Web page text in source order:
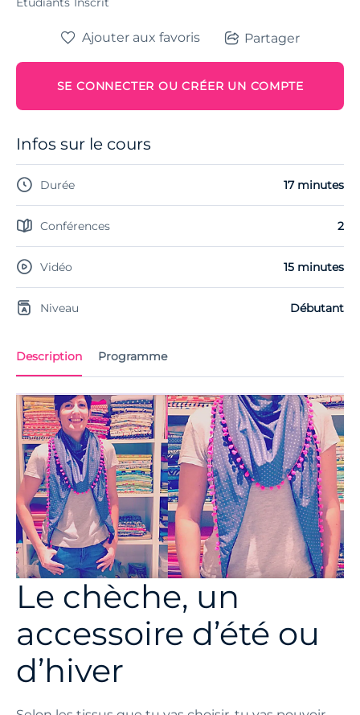
Description Programme
Le chèche, un
accessoire d’été ou
d’hiver
Ajouter aux favoris Partager
SE CONNECTER OU CRÉER UN COMPTE
Infos sur le cours
Durée 17 minutes
Conférences 2
Vidéo 15 minutes
Niveau Débutant